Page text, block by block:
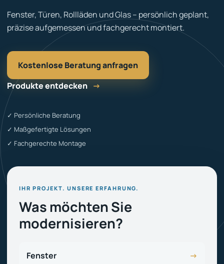
Fenster, Türen, Rollläden und Glas – persönlich geplant,
präzise aufgemessen und fachgerecht montiert.
Kostenlose Beratung anfragen
Produkte entdecken →
✓ Persönliche Beratung
✓ Maßgefertigte Lösungen
✓ Fachgerechte Montage
IHR PROJEKT. UNSERE ERFAHRUNG.
Was möchten Sie
modernisieren?
Fenster →